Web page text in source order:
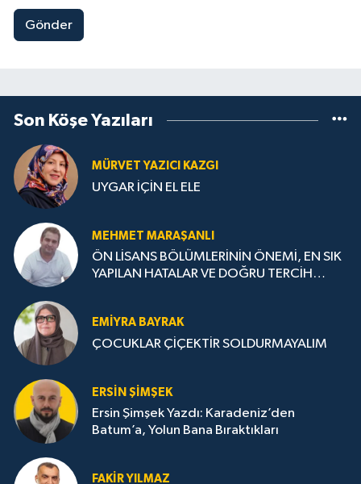
Gönder
Son Köşe Yazıları
MÜRVET YAZICI KAZGI
UYGAR İÇİN EL ELE
MEHMET MARAŞANLI
ÖN LİSANS BÖLÜMLERİNİN ÖNEMİ, EN SIK
YAPILAN HATALAR VE DOĞRU TERCİH
EMIYRA BAYRAK
ÇOCUKLAR ÇİÇEKTİR SOLDURMAYALIM
ERSIN ŞIMŞEK
Ersin Şimşek Yazdı: Karadeniz’den
Batum’a, Yolun Bana Bıraktıkları
FAKIR YILMAZ